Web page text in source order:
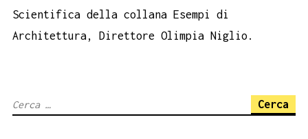
Scientifica della collana Esempi di
Architettura, Direttore Olimpia Niglio.
Ricerca